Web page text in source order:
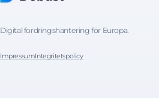
Digital fordringshantering för Europa.
ImpressumIntegritetspolicy